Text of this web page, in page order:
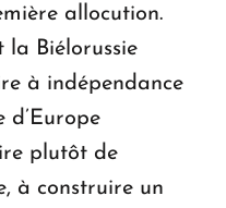
allocution.
la Biélorussie
à indépendance
d’Europe
plutôt de
à construire un